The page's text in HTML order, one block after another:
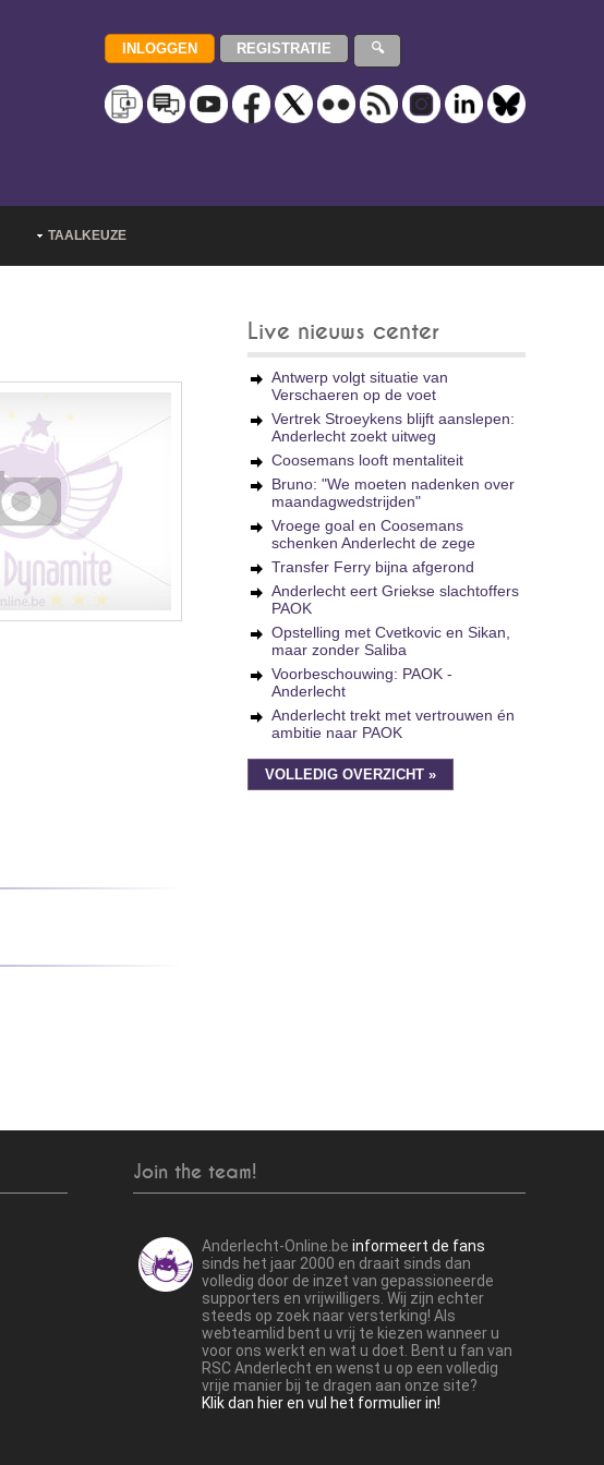
TAALKEUZE
Live nieuws center
Antwerp volgt situatie van
Verschaeren op de voet
Vertrek Stroeykens blijft aanslepen:
Anderlecht zoekt uitweg
Coosemans looft mentaliteit
Bruno: "We moeten nadenken over
maandagwedstrijden"
Vroege goal en Coosemans
schenken Anderlecht de zege
Transfer Ferry bijna afgerond
Anderlecht eert Griekse slachtoffers
PAOK
Opstelling met Cvetkovic en Sikan,
maar zonder Saliba
Voorbeschouwing: PAOK -
Anderlecht
Anderlecht trekt met vertrouwen én
ambitie naar PAOK
VOLLEDIG OVERZICHT »
Join the team!
Anderlecht-Online.be informeert de fans
sinds het jaar 2000 en draait sinds dan
volledig door de inzet van gepassioneerde
supporters en vrijwilligers. Wij zijn echter
steeds op zoek naar versterking! Als
webteamlid bent u vrij te kiezen wanneer u
voor ons werkt en wat u doet. Bent u fan van
RSC Anderlecht en wenst u op een volledig
vrije manier bij te dragen aan onze site?
Klik dan hier en vul het formulier in!